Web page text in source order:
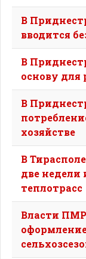
В
вводится
В
основу для
В
хозяйстве
В
две недели
теплотрасс
Власти